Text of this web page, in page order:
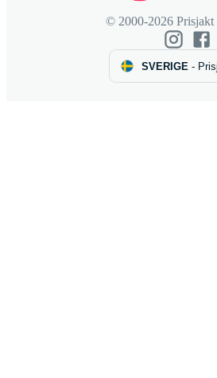
© 2000-2026 Prisjakt
SVERIGE -